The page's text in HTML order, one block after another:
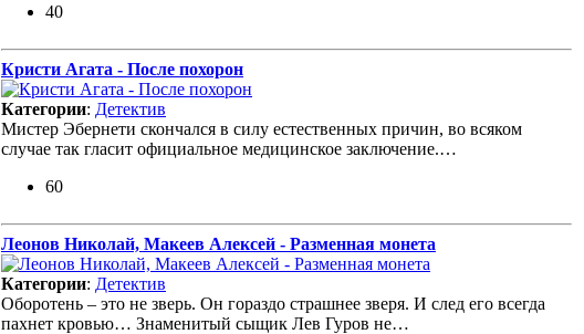
40
Кристи Агата - После похорон
Категории: Детектив
Мистер Эбернети скончался в силу естественных причин, во всяком
случае так гласит официальное медицинское заключение.…
60
Леонов Николай, Макеев Алексей - Разменная монета
Категории: Детектив
Оборотень – это не зверь. Он гораздо страшнее зверя. И след его всегда
пахнет кровью… Знаменитый сыщик Лев Гуров не…